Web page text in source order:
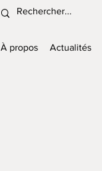
À propos Actualités